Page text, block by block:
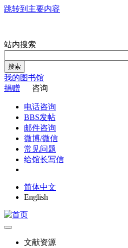
跳转到主要内容
站内搜索
搜索
我的图书馆
捐赠
咨询
电话咨询
BBS发帖
邮件咨询
微博/微信
常见问题
给馆长写信
简体中文
English
文献资源